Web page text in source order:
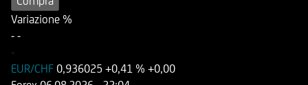
Variazione %
- -
-
EUR/CHF 0,936025 +0,41 % +0,00